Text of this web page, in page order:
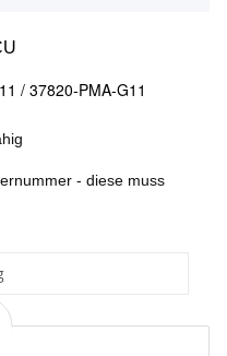
/ 37820-PMA-G11
- diese muss